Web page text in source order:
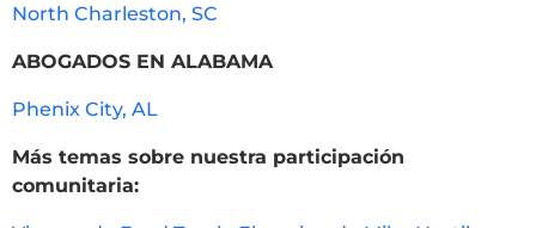
North Charleston, SC
ABOGADOS EN ALABAMA
Phenix City, AL
Más temas sobre nuestra participación
comunitaria: